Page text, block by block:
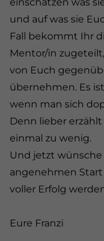
und auf was sie
Fall bekommt Ihr
Mentor/in
von Euch
übernehmen. Es
wenn man sich
Denn lieber
einmal zu wenig.
Und jetzt
angenehmen
voller Erfolg
Eure Franzi